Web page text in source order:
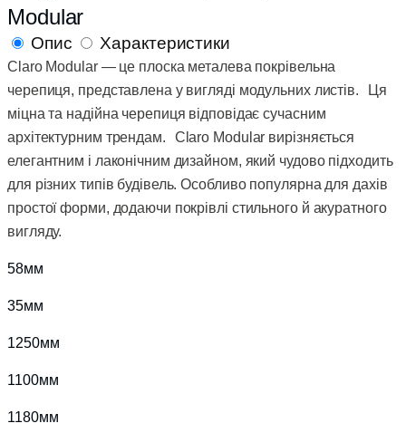
Modular
Опис Характеристики
Claro Modular — це плоска металева покрівельна
черепиця, представлена у вигляді модульних листів. Ця
міцна та надійна черепиця відповідає сучасним
архітектурним трендам. Claro Modular вирізняється
елегантним і лаконічним дизайном, який чудово підходить
для різних типів будівель. Особливо популярна для дахів
простої форми, додаючи покрівлі стильного й акуратного
вигляду.
58мм
35мм
1250мм
1100мм
1180мм